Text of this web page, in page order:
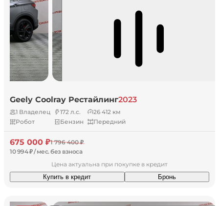
Geely Coolray Рестайлинг2023
1 Владелец 172 л.с.
26 412 км
Робот
Бензин Передний
675 000 ₽1 796 400 ₽
10 994 ₽ / мес. без взноса
Цена актуальна при покупке в кредит
Купить в кредит
Бронь